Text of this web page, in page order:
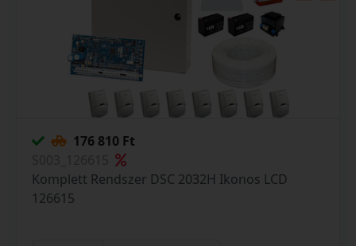
176 810 Ft
Komplett Rendszer DSC 2032H Ikonos LCD
126615